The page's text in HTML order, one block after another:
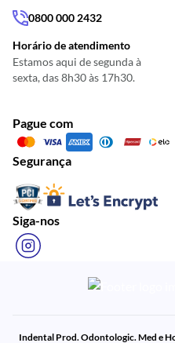
0800 000 2432
Horário de atendimento
Estamos aqui de segunda à
sexta, das 8h30 às 17h30.
Pague com
Segurança
Siga-nos
Indental Prod. Odontologic. Med e